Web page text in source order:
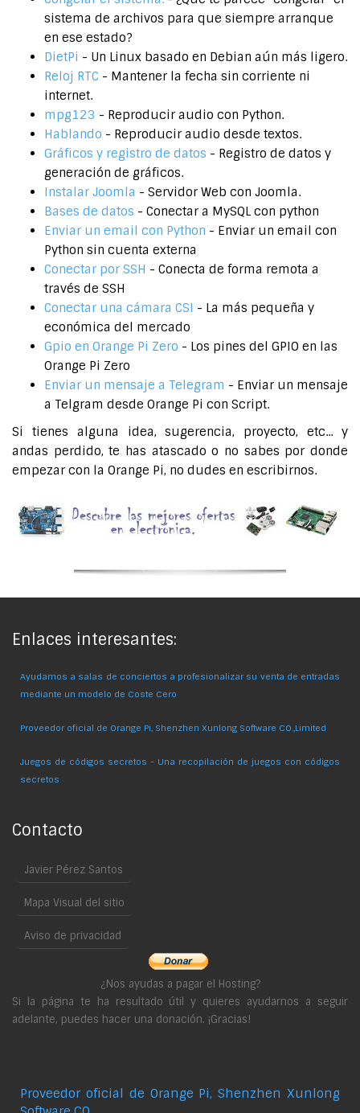
sistema de archivos para que siempre arranque
en ese estado?
DietPi - Un Linux basado en Debian aún más ligero.
Reloj RTC - Mantener la fecha sin corriente ni
internet.
mpg123 - Reproducir audio con Python.
Hablando - Reproducir audio desde textos.
Gráficos y registro de datos - Registro de datos y
generación de gráficos.
Instalar Joomla - Servidor Web con Joomla.
Bases de datos - Conectar a MySQL con python
Enviar un email con Python - Enviar un email con
Python sin cuenta externa
Conectar por SSH - Conecta de forma remota a
través de SSH
Conectar una cámara CSI - La más pequeña y
económica del mercado
Gpio en Orange Pi Zero - Los pines del GPIO en las
Orange Pi Zero
Enviar un mensaje a Telegram - Enviar un mensaje
a Telgram desde Orange Pi con Script.
Si tienes alguna idea, sugerencia, proyecto, etc... y
andas perdido, te has atascado o no sabes por donde
empezar con la Orange Pi, no dudes en escribirnos.
Enlaces interesantes:
Ayudamos a salas de conciertos a profesionalizar su venta de entradas
mediante un modelo de Coste Cero
Proveedor oficial de Orange Pi, Shenzhen Xunlong Software CO.,Limited
Juegos de códigos secretos - Una recopilación de juegos con códigos
secretos
Contacto
Javier Pérez Santos
Mapa Visual del sitio
Aviso de privacidad
¿Nos ayudas a pagar el Hosting?
Si la página te ha resultado útil y quieres ayudarnos a seguir
adelante, puedes hacer una donación. ¡Gracias!
Proveedor oficial de Orange Pi, Shenzhen Xunlong